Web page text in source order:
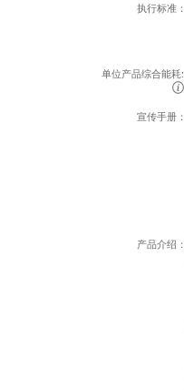
执行标准：
单位产品综合能耗:
宣传手册：
产品介绍：